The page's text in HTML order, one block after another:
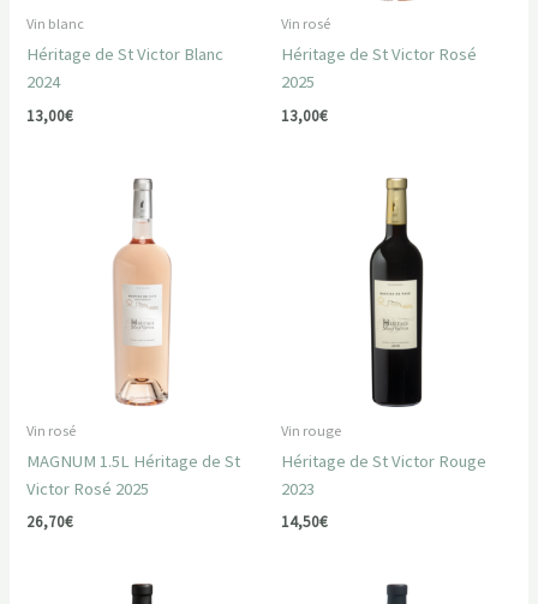
Vin blanc
Héritage de St Victor Blanc
2024
13,00€
Vin rosé
Héritage de St Victor Rosé
2025
13,00€
Vin rosé
MAGNUM 1.5L Héritage de St
Victor Rosé 2025
26,70€
Vin rouge
Héritage de St Victor Rouge
2023
14,50€